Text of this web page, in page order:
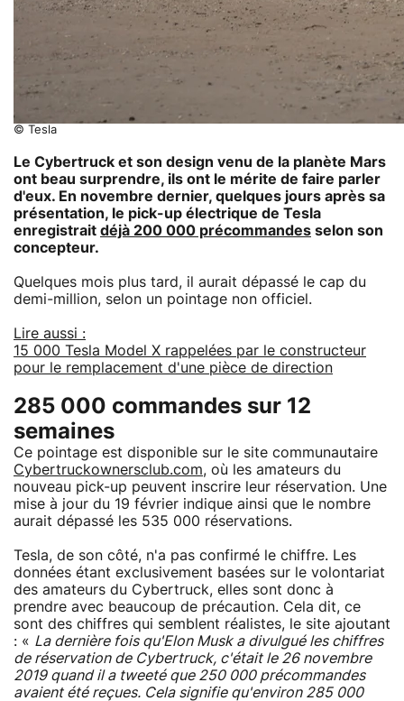
© Tesla
Le Cybertruck et son design venu de la planète Mars
ont beau surprendre, ils ont le mérite de faire parler
d'eux. En novembre dernier, quelques jours après sa
présentation, le pick-up électrique de Tesla
enregistrait déjà 200 000 précommandes selon son
concepteur.
Quelques mois plus tard, il aurait dépassé le cap du
demi-million, selon un pointage non officiel.
Lire aussi :
15 000 Tesla Model X rappelées par le constructeur
pour le remplacement d'une pièce de direction
285 000 commandes sur 12
semaines
Ce pointage est disponible sur le site communautaire
Cybertruckownersclub.com, où les amateurs du
nouveau pick-up peuvent inscrire leur réservation. Une
mise à jour du 19 février indique ainsi que le nombre
aurait dépassé les 535 000 réservations.
Tesla, de son côté, n'a pas confirmé le chiffre. Les
données étant exclusivement basées sur le volontariat
des amateurs du Cybertruck, elles sont donc à
prendre avec beaucoup de précaution. Cela dit, ce
sont des chiffres qui semblent réalistes, le site ajoutant
: « La dernière fois qu'Elon Musk a divulgué les chiffres
de réservation de Cybertruck, c'était le 26 novembre
2019 quand il a tweeté que 250 000 précommandes
avaient été reçues. Cela signifie qu'environ 285 000